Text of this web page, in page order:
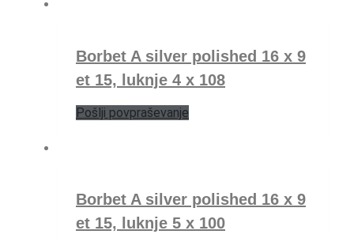
Borbet A silver polished 16 x 9
et 15, luknje 4 x 108
Pošlji povpraševanje
Borbet A silver polished 16 x 9
et 15, luknje 5 x 100